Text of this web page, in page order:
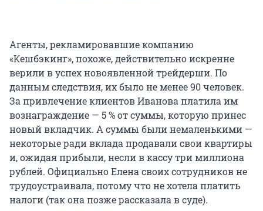
Агенты, рекламировавшие компанию
«Кешбэкинг», похоже, действительно искренне
верили в успех новоявленной трейдерши. По
данным следствия, их было не менее 90 человек.
За привлечение клиентов Иванова платила им
вознаграждение — 5 % от суммы, которую принес
новый вкладчик. А суммы были немаленькими —
некоторые ради вклада продавали свои квартиры
и, ожидая прибыли, несли в кассу три миллиона
рублей. Официально Елена своих сотрудников не
трудоустраивала, потому что не хотела платить
налоги (так она позже рассказала в суде).